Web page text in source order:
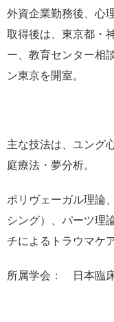
外資企業勤務後、心
取得後は、東京都・
ー、教育センター相
ン東京を開室。
主な技法は、ユング
庭療法・夢分析。
ポリヴェーガル理論
シング）、パーツ理
チによるトラウマケア
所属学会： 日本臨